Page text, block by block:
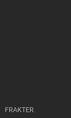
FRAKTER.